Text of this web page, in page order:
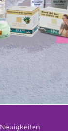
Kategorien
Neuigkeiten